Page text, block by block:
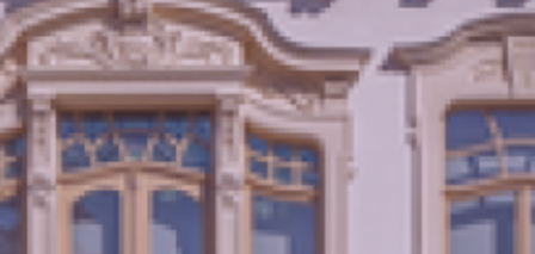
Impressum
Kontakt